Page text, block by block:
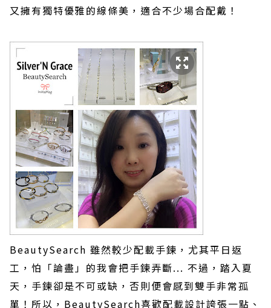
又擁有獨特優雅的線條美，適合不少場合配戴！
BeautySearch 雖然較少配載手鍊，尤其平日返
工，怕「論盡」的我會把手鍊弄斷... 不過，踏入夏
天，手鍊卻是不可或缺，否則便會感到雙手非常孤
單！所以， BeautySearch喜歡配載設計誇張一點、